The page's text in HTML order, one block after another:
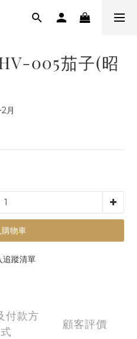
005茄子(昭
月
購物車
追蹤清單
付款方
式
顧客評價